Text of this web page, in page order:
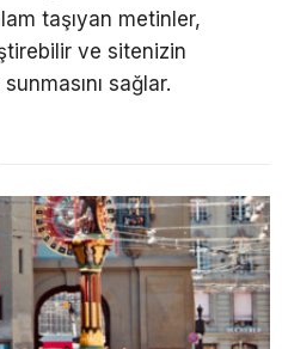
taşıyan metinler,
ve sitenizin
sağlar.